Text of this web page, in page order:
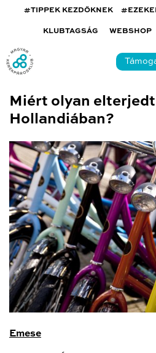
#TIPPEK KEZDŐKNEK
KLUBTAGSÁG WEBSHOP
Miért olyan
Hollandiában?
Emese